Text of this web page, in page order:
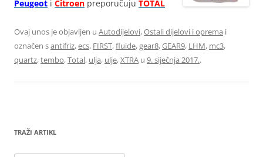
Peugeot i Citroen preporučuju TOTAL
Ovaj unos je objavljen u Autodijelovi,Ostali dijelovi i oprema i
označen santifriz,ecs, FIRST,fluide,gear8,GEAR9, LHM, mc3,
quartz,tembo,Total, ulja, ulje,XTRA u 9. siječnja 2017..
TRAŽI ARTIKL